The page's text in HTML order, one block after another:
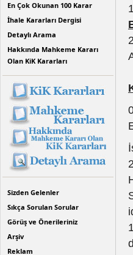
En Çok Okunan 100 Karar
İhale Kararları Dergisi
Detaylı Arama
Hakkında Mahkeme Kararı
Olan KiK Kararları
Sizden Gelenler
Sıkça Sorulan Sorular
Görüş ve Önerileriniz
Arşiv
Reklam